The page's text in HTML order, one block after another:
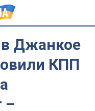
Джанкое
КПП
–